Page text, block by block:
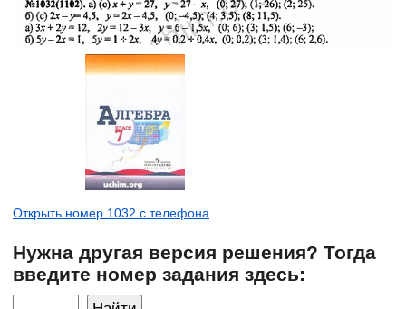
Открыть номер 1032 с телефона
Нужна другая версия решения? Тогда
введите номер задания здесь: